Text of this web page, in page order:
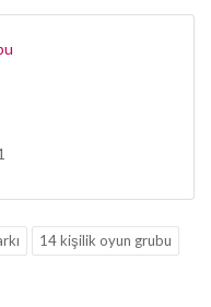
14 kişilik oyun grubu